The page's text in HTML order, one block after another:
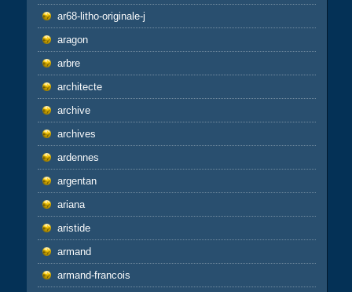
ar68-litho-originale-j
aragon
arbre
architecte
archive
archives
ardennes
argentan
ariana
aristide
armand
armand-francois